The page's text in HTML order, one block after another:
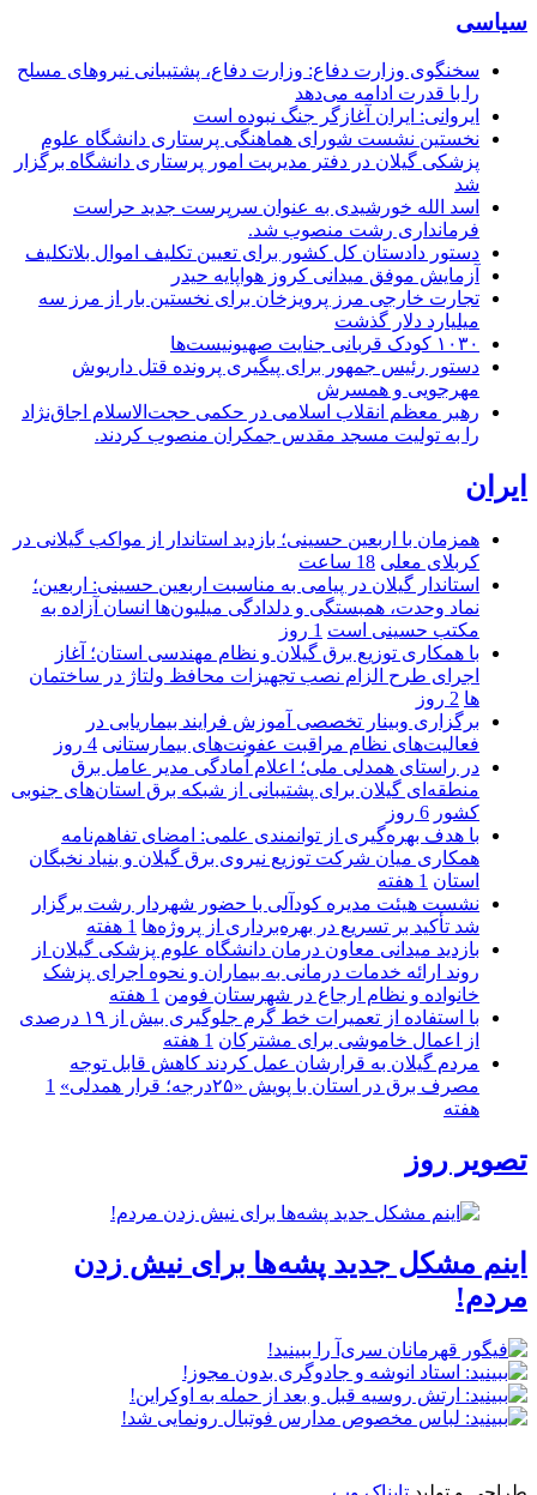
سیاسی
سخنگوی وزارت دفاع: وزارت دفاع، پشتیبانی نیرو‌های مسلح
را با قدرت ادامه می‌دهد
ایروانی: ایران آغازگر جنگ نبوده است
نخستین نشست شورای هماهنگی پرستاری دانشگاه علوم
پزشکی گیلان در دفتر مدیریت امور پرستاری دانشگاه برگزار
شد
اسد الله خورشیدی به عنوان سرپرست جدید حراست
فرمانداری رشت منصوب شد.
دستور دادستان کل کشور برای تعیین تکلیف اموال بلاتکلیف
آزمایش موفق میدانی کروز هواپایه حیدر
تجارت خارجی مرز پرویزخان برای نخستین بار از مرز سه
میلیارد دلار گذشت
۱۰۳۰ کودک قربانی جنایت صهیونیست‌ها
دستور رئیس جمهور برای پیگیری پرونده قتل داریوش
مهرجویی و همسرش
رهبر معظم انقلاب اسلامی در حکمی حجت‌الاسلام اجاق‌نژاد
را به تولیت مسجد مقدس جمکران منصوب کردند.
ایران
همزمان با اربعین حسینی؛ بازدید استاندار از مواکب گیلانی در
کربلای معلی 18 ساعت
استاندار گیلان در پیامی به مناسبت اربعین حسینی: اربعین؛
نماد وحدت، همبستگی و دلدادگی میلیون‌ها انسان آزاده به
مکتب حسینی است 1 روز
با همکاری توزیع برق گیلان و نظام مهندسی استان؛ آغاز
اجرای طرح الزام نصب تجهیزات محافظ ولتاژ در ساختمان
ها 2 روز
برگزاری وبینار تخصصی آموزش فرایند بیماریابی در
فعالیت‌های نظام مراقبت عفونت‌های بیمارستانی 4 روز
در راستای همدلی ملی؛ اعلام آمادگی مدیر عامل برق
منطقه‌ای گیلان برای پشتیبانی از شبكه برق استان‌های جنوبی
كشور 6 روز
با هدف بهره‌گیری از توانمندی علمی: امضای تفاهم‌نامه
همكاری میان شركت توزیع نیروی برق گیلان و بنیاد نخبگان
استان 1 هفته
نشست هیئت مدیره کودآلی با حضور شهردار رشت برگزار
شد تأکید بر تسریع در بهره‌برداری از پروژه‌ها 1 هفته
بازدید میدانی معاون درمان دانشگاه علوم پزشکی گیلان از
روند ارائه خدمات درمانی به بیماران و نحوه اجرای پزشک
خانواده و نظام ارجاع در شهرستان فومن 1 هفته
با استفاده از تعمیرات خط گرم جلوگیری بیش از ۱۹ درصدی
از اعمال خاموشی برای مشتركان 1 هفته
مردم گیلان به قرارشان عمل کردند كاهش قابل توجه
مصرف برق در استان با پویش «۲۵درجه؛ قرار همدلی»
1
هفته
تصویر روز
اینم مشکل جدید پشه‌ها برای نیش زدن
مردم!